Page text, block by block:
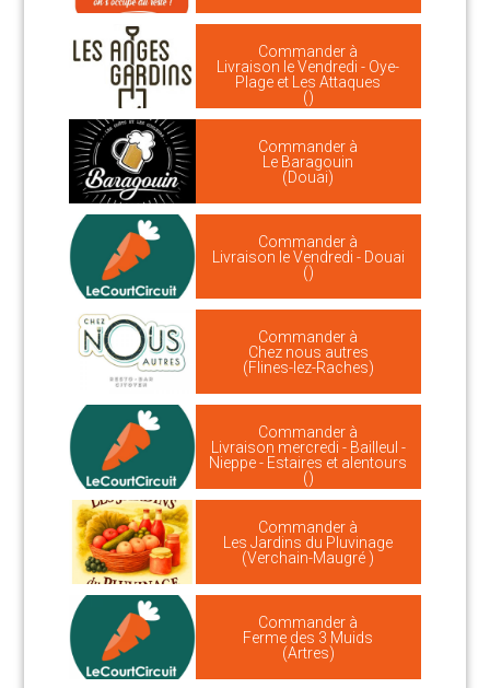
Commander à
Livraison le Vendredi - Oye-
Plage et Les Attaques
()
Commander à
Le Baragouin
(Douai)
Commander à
Livraison le Vendredi - Douai
()
Commander à
Chez nous autres
(Flines-lez-Raches)
Commander à
Livraison mercredi - Bailleul -
Nieppe - Estaires et alentours
()
Commander à
Les Jardins du Pluvinage
(Verchain-Maugré )
Commander à
Ferme des 3 Muids
(Artres)